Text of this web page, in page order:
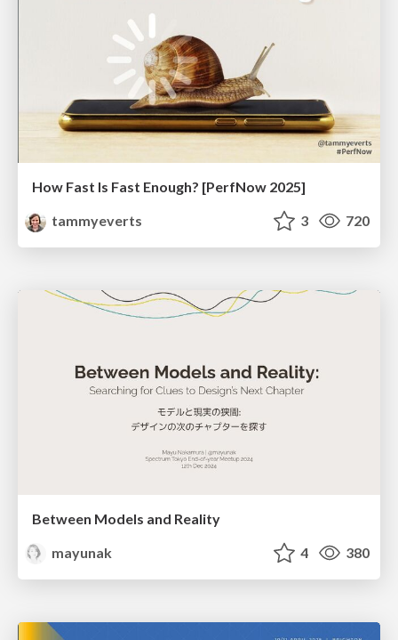
How Fast Is Fast Enough? [PerfNow 2025]
tammyeverts
3 720
Between Models and Reality
mayunak
4 380